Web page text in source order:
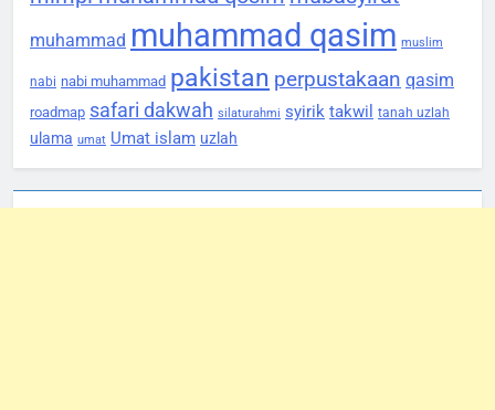
muhammad muhammad qasim muslim
nabi nabi muhammad pakistan perpustakaan qasim
roadmap safari dakwah silaturahmi syirik takwil tanah uzlah
ulama umat Umat islam uzlah